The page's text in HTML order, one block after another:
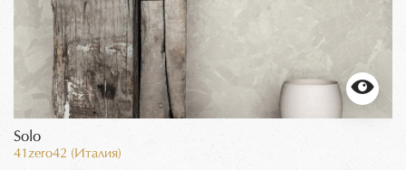
Solo
41zero42 (Италия)